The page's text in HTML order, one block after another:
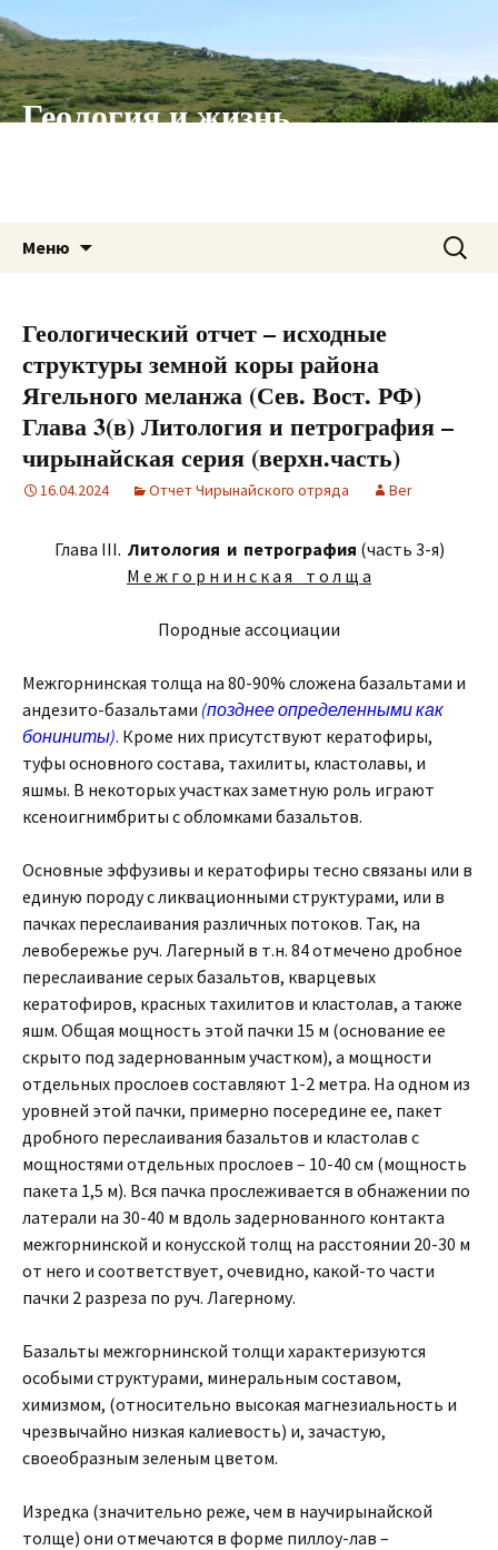
Геология и жизнь
Меню Найти:
Геологический отчет – исходные
структуры земной коры района
Ягельного меланжа (Сев. Вост. РФ)
Глава 3(в) Литология и петрография –
чирынайская серия (верхн.часть)
16.04.2024 Отчет Чирынайского отряда Ber
Глава III. Литология и петрография (часть 3-я)
М е ж г о р н и н с к а я т о л щ а
Породные ассоциации
Межгорнинская толща на 80-90% сложена базальтами и
андезито-базальтами (позднее определенными как
бониниты). Кроме них присутствуют кератофиры,
туфы основного состава, тахилиты, кластолавы, и
яшмы. В некоторых участках заметную роль играют
ксеноигнимбриты с обломками базальтов.
Основные эффузивы и кератофиры тесно связаны или в
единую породу с ликвационными структурами, или в
пачках переслаивания различных потоков. Так, на
левобережье руч. Лагерный в т.н. 84 отмечено дробное
переслаивание серых базальтов, кварцевых
кератофиров, красных тахилитов и кластолав, а также
яшм. Общая мощность этой пачки 15 м (основание ее
скрыто под задернованным участком), а мощности
отдельных прослоев составляют 1-2 метра. На одном из
уровней этой пачки, примерно посередине ее, пакет
дробного переслаивания базальтов и кластолав с
мощностями отдельных прослоев – 10-40 см (мощность
пакета 1,5 м). Вся пачка прослеживается в обнажении по
латерали на 30-40 м вдоль задернованного контакта
межгорнинской и конусской толщ на расстоянии 20-30 м
от него и соответствует, очевидно, какой-то части
пачки 2 разреза по руч. Лагерному.
Базальты межгорнинской толщи характеризуются
особыми структурами, минеральным составом,
химизмом, (относительно высокая магнезиальность и
чрезвычайно низкая калиевость) и, зачастую,
своеобразным зеленым цветом.
Изредка (значительно реже, чем в научирынайской
толще) они отмечаются в форме пиллоу-лав –